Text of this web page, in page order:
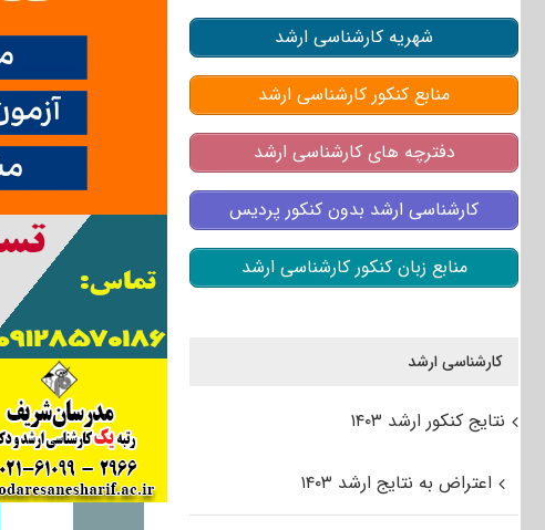
شهریه کارشناسی ارشد
منابع کنکور کارشناسی ارشد
دفترچه های کارشناسی ارشد
کارشناسی ارشد بدون کنکور پردیس
منابع زبان کنکور کارشناسی ارشد
کارشناسی ارشد
نتایج کنکور ارشد ۱۴۰۳
اعتراض به نتایج ارشد ۱۴۰۳